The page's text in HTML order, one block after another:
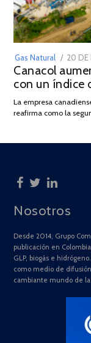
Gas Natural
ON
20 DE
Canacol
con un índice
La empresa
reafirma como la
Nosotros
Desde 2014, Grupo
publicación en
GLP, biogás e
como medio de
cambiante mundo de